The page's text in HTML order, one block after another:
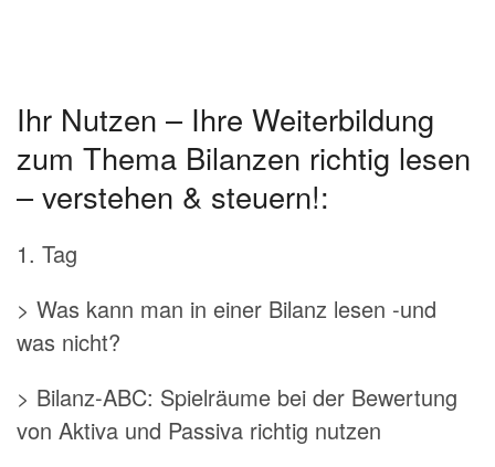
Ihr Nutzen – Ihre Weiterbildung
zum Thema Bilanzen richtig lesen
– verstehen & steuern!:
1. Tag
> Was kann man in einer Bilanz lesen -und
was nicht?
> Bilanz-ABC: Spielräume bei der Bewertung
von Aktiva und Passiva richtig nutzen